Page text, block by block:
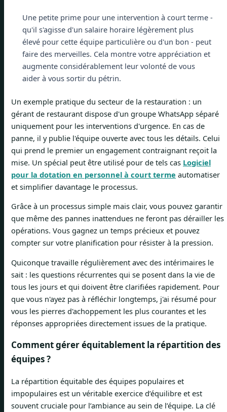
Une petite prime pour une intervention à court terme -
qu'il s'agisse d'un salaire horaire légèrement plus
élevé pour cette équipe particulière ou d'un bon - peut
faire des merveilles. Cela montre votre appréciation et
augmente considérablement leur volonté de vous
aider à vous sortir du pétrin.
Un exemple pratique du secteur de la restauration : un
gérant de restaurant dispose d'un groupe WhatsApp séparé
uniquement pour les interventions d'urgence. En cas de
panne, il y publie l'équipe ouverte avec tous les détails. Celui
qui prend le premier un engagement contraignant reçoit la
mise. Un spécial peut être utilisé pour de tels cas Logiciel
pour la dotation en personnel à court terme automatiser
et simplifier davantage le processus.
Grâce à un processus simple mais clair, vous pouvez garantir
que même des pannes inattendues ne feront pas dérailler les
opérations. Vous gagnez un temps précieux et pouvez
compter sur votre planification pour résister à la pression.
Quiconque travaille régulièrement avec des intérimaires le
sait : les questions récurrentes qui se posent dans la vie de
tous les jours et qui doivent être clarifiées rapidement. Pour
que vous n'ayez pas à réfléchir longtemps, j'ai résumé pour
vous les pierres d'achoppement les plus courantes et les
réponses appropriées directement issues de la pratique.
Comment gérer équitablement la répartition des
équipes ?
La répartition équitable des équipes populaires et
impopulaires est un véritable exercice d’équilibre et est
souvent cruciale pour l’ambiance au sein de l’équipe. La clé